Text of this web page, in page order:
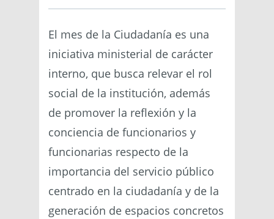
El mes de la Ciudadanía es una
iniciativa ministerial de carácter
interno, que busca relevar el rol
social de la institución, además
de promover la reflexión y la
conciencia de funcionarios y
funcionarias respecto de la
importancia del servicio público
centrado en la ciudadanía y de la
generación de espacios concretos